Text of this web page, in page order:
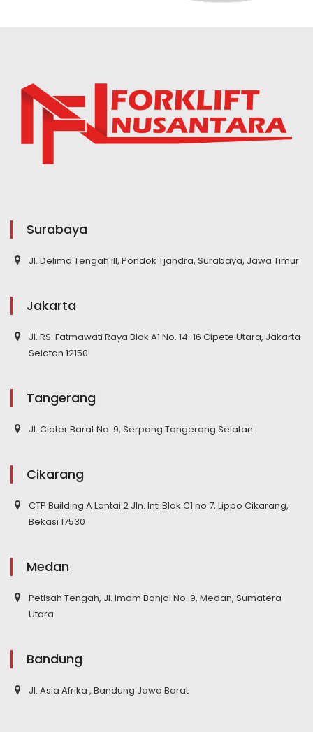
Surabaya
Jl. Delima Tengah III, Pondok Tjandra, Surabaya, Jawa Timur
Jakarta
Jl. RS. Fatmawati Raya Blok A1 No. 14-16 Cipete Utara, Jakarta
Selatan 12150
Tangerang
Jl. Ciater Barat No. 9, Serpong Tangerang Selatan
Cikarang
CTP Building A Lantai 2 Jln. Inti Blok C1 no 7, Lippo Cikarang,
Bekasi 17530
Medan
Petisah Tengah, Jl. Imam Bonjol No. 9, Medan, Sumatera
Utara
Bandung
Jl. Asia Afrika , Bandung Jawa Barat